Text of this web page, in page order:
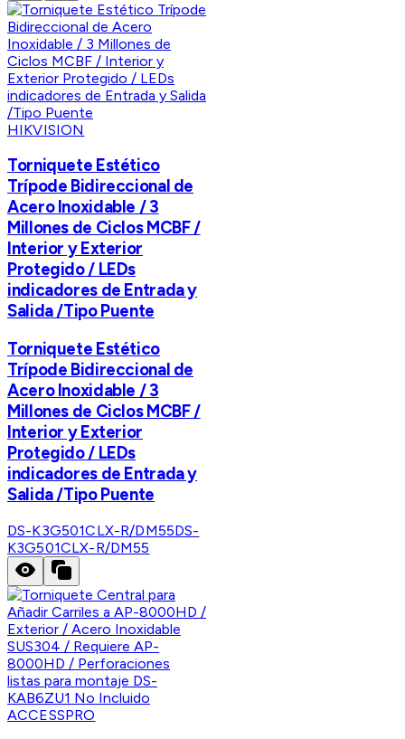
HIKVISION
Torniquete Estético
Trípode Bidireccional de
Acero Inoxidable / 3
Millones de Ciclos MCBF /
Interior y Exterior
Protegido / LEDs
indicadores de Entrada y
Salida /Tipo Puente
Torniquete Estético
Trípode Bidireccional de
Acero Inoxidable / 3
Millones de Ciclos MCBF /
Interior y Exterior
Protegido / LEDs
indicadores de Entrada y
Salida /Tipo Puente
DS-K3G501CLX-R/DM55DS-
K3G501CLX-R/DM55
ACCESSPRO